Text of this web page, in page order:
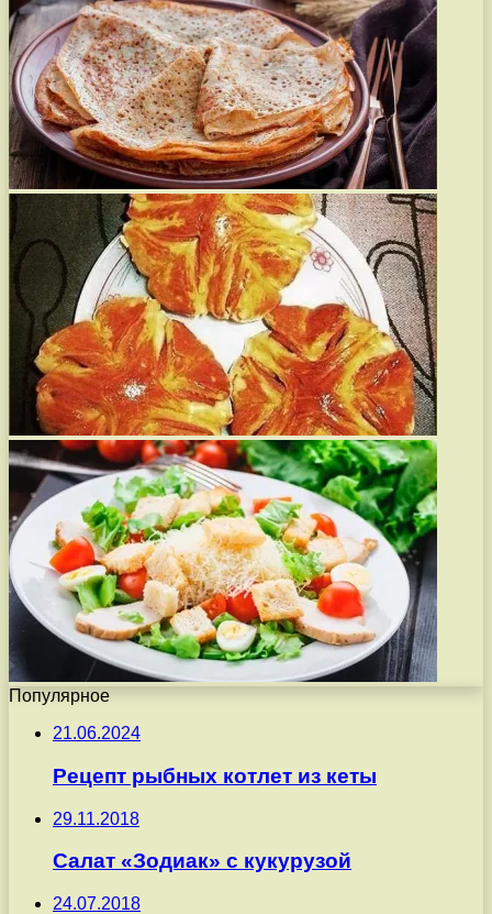
Популярное
21.06.2024
Рецепт рыбных котлет из кеты
29.11.2018
Салат «Зодиак» с кукурузой
24.07.2018